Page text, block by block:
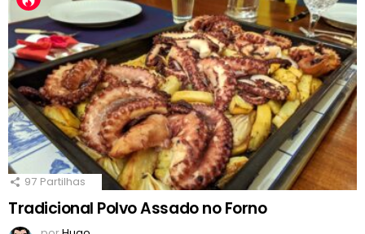
97 Partilhas
Tradicional Polvo Assado no Forno